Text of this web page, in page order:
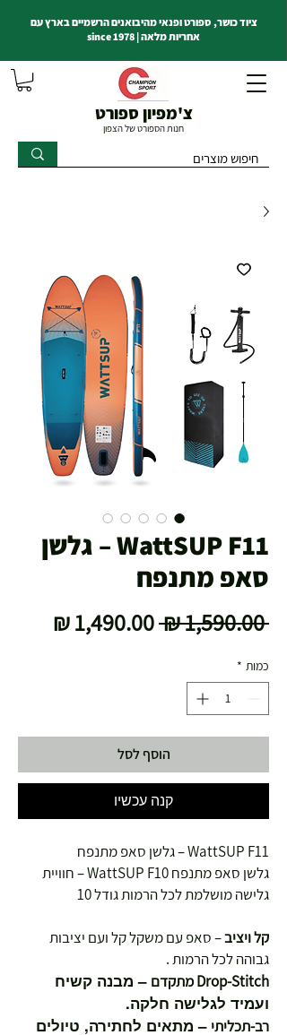
צ'מפיון ספורט
חנות הספורט של הצפון
ציוד כושר, ספורט ופנאי מהיבואנים הרשמיים בארץ עם
אחריות מלאה | since 1978
WattSUP F11 – גלשן
סאפ מתנפח
‏1,590.00 ‏₪
מחיר
כמות *
הוסף לסל
קנה עכשיו
WattSUP F11 – גלשן סאפ מתנפח
גלשן סאפ מתנפח WattSUP F10 – חוויית
גלישה מושלמת לכל הרמות גודל 10
קל ויציב– סאפ עם משקל קל ועם יציבות
גבוהה לכל הרמות .
Drop-Stitch מתקדם
– מבנה קשיח
ועמיד לגלישה חלקה.
רב-תכליתי – מתאים לחתירה, טיולים